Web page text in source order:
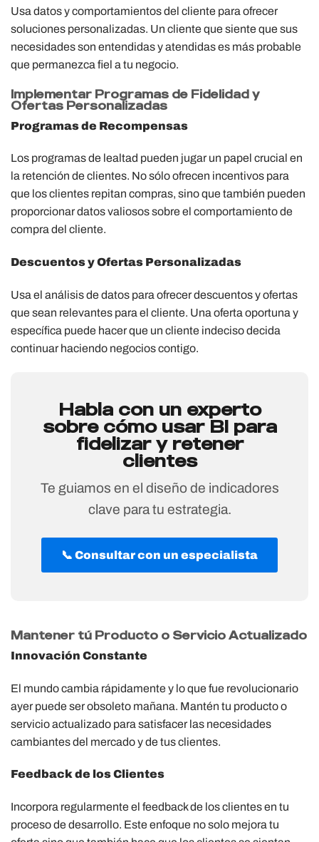
Usa datos y comportamientos del cliente para ofrecer
soluciones personalizadas. Un cliente que siente que sus
necesidades son entendidas y atendidas es más probable
que permanezca fiel a tu negocio.
Implementar Programas de Fidelidad y
Ofertas Personalizadas
Programas de Recompensas
Los programas de lealtad pueden jugar un papel crucial en
la retención de clientes. No sólo ofrecen incentivos para
que los clientes repitan compras, sino que también pueden
proporcionar datos valiosos sobre el comportamiento de
compra del cliente.
Descuentos y Ofertas Personalizadas
Usa el análisis de datos para ofrecer descuentos y ofertas
que sean relevantes para el cliente. Una oferta oportuna y
específica puede hacer que un cliente indeciso decida
continuar haciendo negocios contigo.
Habla con un experto
sobre cómo usar BI para
fidelizar y retener
clientes
Te guiamos en el diseño de indicadores
clave para tu estrategia.
📞 Consultar con un especialista
Mantener tú Producto o Servicio Actualizado
Innovación Constante
El mundo cambia rápidamente y lo que fue revolucionario
ayer puede ser obsoleto mañana. Mantén tu producto o
servicio actualizado para satisfacer las necesidades
cambiantes del mercado y de tus clientes.
Feedback de los Clientes
Incorpora regularmente el feedback de los clientes en tu
proceso de desarrollo. Este enfoque no solo mejora tu